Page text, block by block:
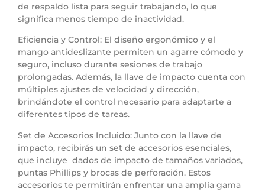
de respaldo lista para seguir trabajando, lo que
significa menos tiempo de inactividad.
Eficiencia y Control: El diseño ergonómico y el
mango antideslizante permiten un agarre cómodo y
seguro, incluso durante sesiones de trabajo
prolongadas. Además, la llave de impacto cuenta con
múltiples ajustes de velocidad y dirección,
brindándote el control necesario para adaptarte a
diferentes tipos de tareas.
Set de Accesorios Incluido: Junto con la llave de
impacto, recibirás un set de accesorios esenciales,
que incluye dados de impacto de tamaños variados,
puntas Phillips y brocas de perforación. Estos
accesorios te permitirán enfrentar una amplia gama